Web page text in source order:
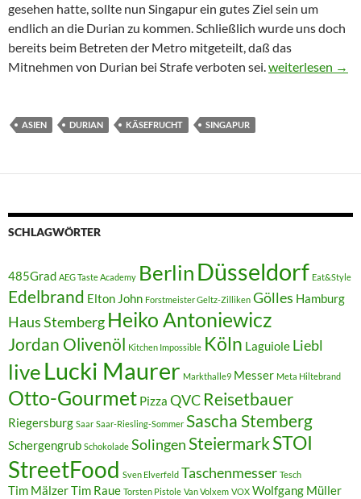
gesehen hatte, sollte nun Singapur ein gutes Ziel sein um
endlich an die Durian zu kommen. Schließlich wurde uns doch
bereits beim Betreten der Metro mitgeteilt, daß das
Mitnehmen von Durian bei Strafe verboten sei.Asien und mein
weiterlesen →
ASIEN DURIAN KÄSEFRUCHT SINGAPUR
SCHLAGWÖRTER
485Grad AEG Taste Academy BerlinDüsseldorf Eat&Style
Edelbrand Elton John Forstmeister Geltz-Zilliken Gölles Hamburg
Haus Stemberg Heiko Antoniewicz
Jordan Olivenöl Kitchen Impossible Köln Laguiole Liebl
liveLucki Maurer Markthalle9 Messer Meta Hiltebrand
Otto-Gourmet Pizza QVC Reisetbauer
Riegersburg Saar Saar-Riesling-Sommer Sascha Stemberg
Schergengrub Schokolade SolingenSteiermarkSTOI
StreetFood Sven Elverfeld Taschenmesser Tesch
Tim MälzerTim Raue Torsten Pistole Van Volxem VOX Wolfgang Müller